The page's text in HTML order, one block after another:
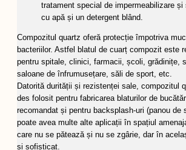
tratament special de impermeabilizare și
cu apă și un detergent blând.
Compozitul quartz oferă protecție împotriva
bacteriilor. Astfel blatul de cuarț compozit este
pentru spitale, clinici, farmacii, școli, grădinițe,
saloane de înfrumusețare, săli de sport, etc.
Datorită durității și rezistenței sale, compozitul
des folosit pentru fabricarea blaturilor de
recomandat și pentru backsplash-uri (panou de
poate avea multe alte aplicații în spațiul
care nu se pătează și nu se zgârie, dar în
și sofisticat.